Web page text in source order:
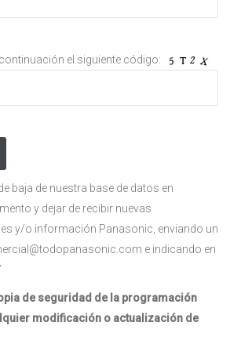
el siguiente código:
baja de nuestra base de datos en
y dejar de recibir nuevas
y/o información Panasonic, enviando un
e indicando en
de seguridad de la programación
modificación o actualización de